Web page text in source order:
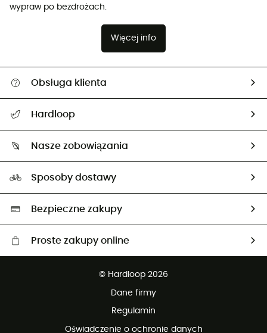
wypraw po bezdrożach.
Więcej info
Obsługa klienta
Śledzenie przesyłki
Zwrot artykułów i zwrot środków
Hardloop
Nasze zobowiązania
Neutralność węglowa
Wybrane produkty eko
Sposoby dostawy
Bezpieczne zakupy
Proste zakupy online
© Hardloop 2026
Dane firmy
Regulamin
Oświadczenie o ochronie danych